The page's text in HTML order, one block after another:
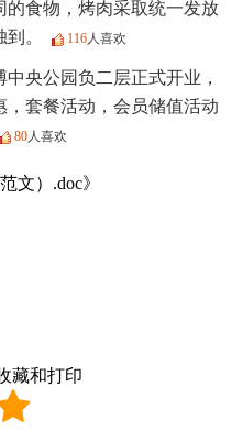
食物，烤肉采取统一发放
。
116人喜欢
央公园负二层正式开业，
，套餐活动，会员储值活动
80人喜欢
文）.doc》
藏和打印